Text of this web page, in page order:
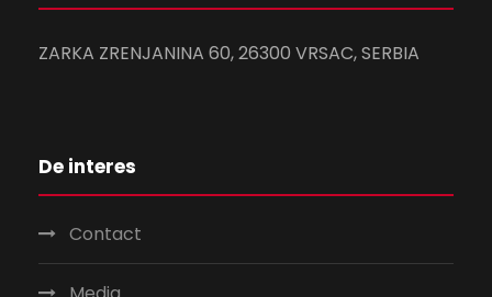
ZARKA ZRENJANINA 60, 26300 VRSAC, SERBIA
De interes
Contact